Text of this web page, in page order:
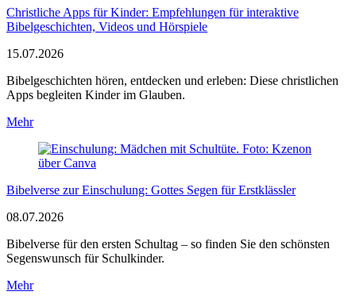
Christliche Apps für Kinder: Empfehlungen für interaktive
Bibelgeschichten, Videos und Hörspiele
15.07.2026
Bibelgeschichten hören, entdecken und erleben: Diese christlichen
Apps begleiten Kinder im Glauben.
Mehr
Bibelverse zur Einschulung: Gottes Segen für Erstklässler
08.07.2026
Bibelverse für den ersten Schultag – so finden Sie den schönsten
Segenswunsch für Schulkinder.
Mehr